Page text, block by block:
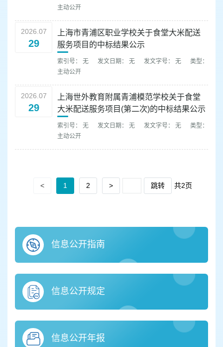
主动公开
2026.07
29
上海市青浦区职业学校关于食堂大米配送
服务项目的中标结果公示
索引号： 无 发文日期： 无 发文字号： 无
类型：
主动公开
2026.07
29
上海世外教育附属青浦模范学校关于食堂
大米配送服务项目(第二次)的中标结果公示
索引号： 无 发文日期： 无 发文字号： 无
类型：
主动公开
< 1 2 > 跳转 共2页
信息公开指南
信息公开规定
信息公开年报